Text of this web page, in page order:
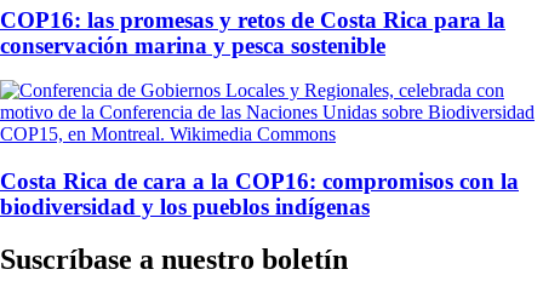
COP16: las promesas y retos de Costa Rica para la
conservación marina y pesca sostenible
Costa Rica de cara a la COP16: compromisos con la
biodiversidad y los pueblos indígenas
Suscríbase a nuestro boletín